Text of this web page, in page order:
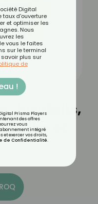
: bienfaits,
et
Digital
taux d'ouverture
et optimiser les
Nous
les
vous le faites
sur le terminal
savoir plus sur
de
!
Prisma Players
des offres
vous
intégré
et exercer vos droits,
de Confidentialité.